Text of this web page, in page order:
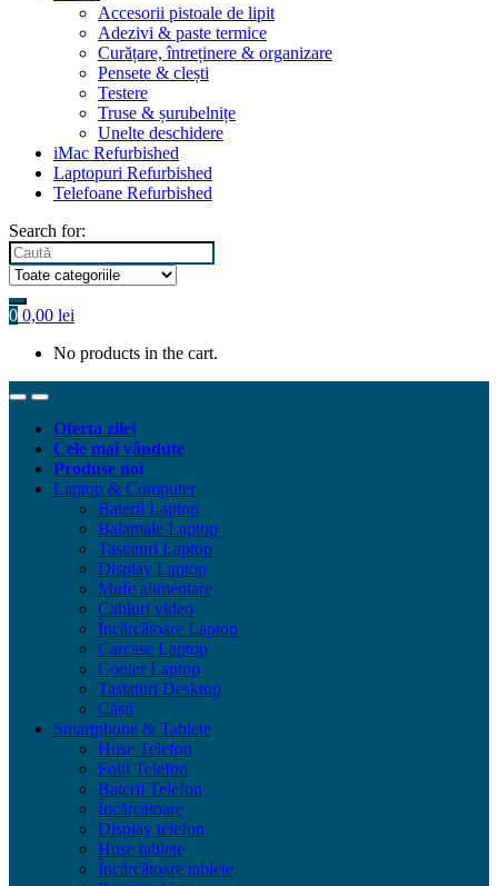
Accesorii pistoale de lipit
Adezivi & paste termice
Curățare, întreținere & organizare
Pensete & clești
Testere
Truse & șurubelnițe
Unelte deschidere
iMac Refurbished
Laptopuri Refurbished
Telefoane Refurbished
Search for:
0 0,00 lei
No products in the cart.
Oferta zilei
Cele mai vândute
Produse noi
Laptop & Computer
Baterii Laptop
Balamale Laptop
Tastaturi Laptop
Display Laptop
Mufe alimentare
Cabluri video
Încărcătoare Laptop
Carcase Laptop
Cooler Laptop
Tastaturi Desktop
Căști
Smartphone & Tablete
Huse Telefon
Folii Telefon
Baterii Telefon
Încărcătoare
Display telefon
Huse tablete
Încărcătoare tablete